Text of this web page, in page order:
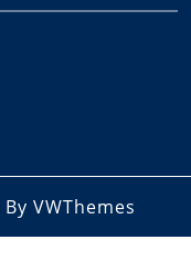
By VWThemes